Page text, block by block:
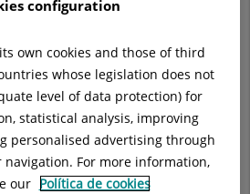
la patología de la mucosa oral
de lesiones benignas de la mucosa
configuration
own cookies and those of third
whose legislation does not
level of data protection) for
statistical analysis, improving
personalised advertising through
navigation. For more information,
our Política de cookies